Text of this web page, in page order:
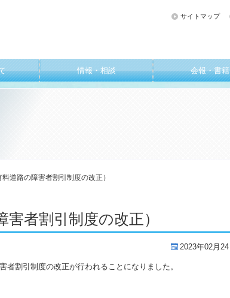
サイトマップ
情報・相談 会報・書籍
道路の障害者割引制度の改正）
者割引制度の改正）
2023年02月
割引制度の改正が行われることになりました。